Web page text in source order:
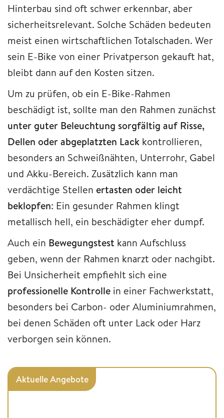
Hinterbau sind oft schwer erkennbar, aber
sicherheitsrelevant. Solche Schäden bedeuten
meist einen wirtschaftlichen Totalschaden. Wer
sein E-Bike von einer Privatperson gekauft hat,
bleibt dann auf den Kosten sitzen.
Um zu prüfen, ob ein E-Bike-Rahmen
beschädigt ist, sollte man den Rahmen zunächst
unter guter Beleuchtung sorgfältig auf Risse,
Dellen oder abgeplatzten Lack kontrollieren,
besonders an Schweißnähten, Unterrohr, Gabel
und Akku-Bereich. Zusätzlich kann man
verdächtige Stellen ertasten oder leicht
beklopfen: Ein gesunder Rahmen klingt
metallisch hell, ein beschädigter eher dumpf.
Auch ein Bewegungstest kann Aufschluss
geben, wenn der Rahmen knarzt oder nachgibt.
Bei Unsicherheit empfiehlt sich eine
professionelle Kontrolle in einer Fachwerkstatt,
besonders bei Carbon- oder Aluminiumrahmen,
bei denen Schäden oft unter Lack oder Harz
verborgen sein können.
Aktuelle Angebote